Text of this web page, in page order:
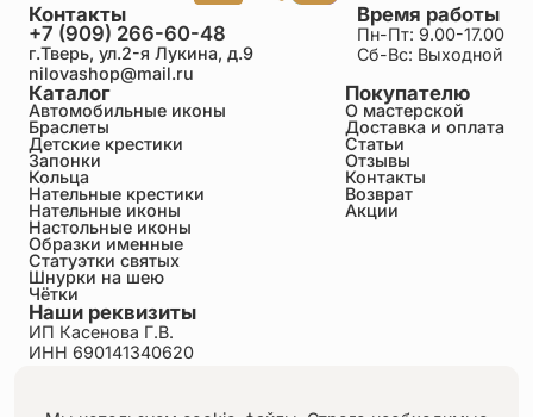
Каталог
Автомобильные иконы
Браслеты
Детские крестики
Запонки
Кольца
Нательные крестики
Нательные иконы
Настольные иконы
Образки именные
Статуэтки святых
Шнурки на шею
Чётки
Покупателю
О мастерской
Доставка и оплата
Статьи
Отзывы
Контакты
Возврат
Акции
Время работы
Пн-Пт: 9.00-17.00
Сб-Вс: Выходной
Контакты
+7 (909) 266-60-48
г.Тверь, ул.2-я Лукина, д.9
nilovashop@mail.ru
Наши реквизиты
ИП Касенова Г.В.
ИНН 690141340620
Пользовательское соглашение